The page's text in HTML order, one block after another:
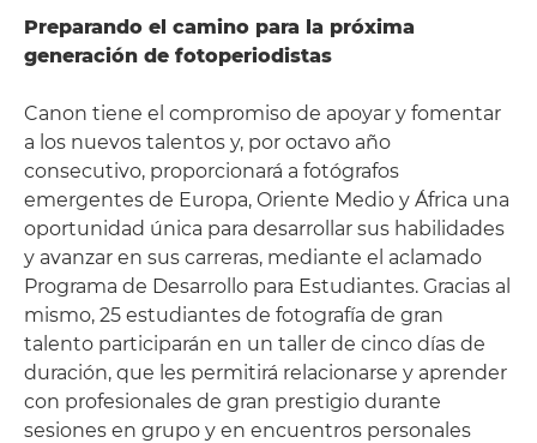
Preparando el camino para la próxima
generación de fotoperiodistas
Canon tiene el compromiso de apoyar y fomentar
a los nuevos talentos y, por octavo año
consecutivo, proporcionará a fotógrafos
emergentes de Europa, Oriente Medio y África una
oportunidad única para desarrollar sus habilidades
y avanzar en sus carreras, mediante el aclamado
Programa de Desarrollo para Estudiantes. Gracias al
mismo, 25 estudiantes de fotografía de gran
talento participarán en un taller de cinco días de
duración, que les permitirá relacionarse y aprender
con profesionales de gran prestigio durante
sesiones en grupo y en encuentros personales